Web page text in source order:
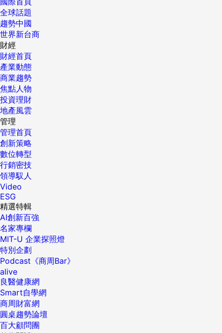
全球話題
趨勢中國
世界新台商
財經
財經首頁
產業動態
商業趨勢
焦點人物
投資理財
地產風雲
管理
管理首頁
創新策略
數位轉型
行銷密技
領導馭人
Video
ESG
精選特輯
AI創新百強
名家專欄
MIT-U 企業探照燈
特別企劃
Podcast《商周Bar》
alive
良醫健康網
Smart自學網
商周財富網
圓桌趨勢論壇
百大顧問團